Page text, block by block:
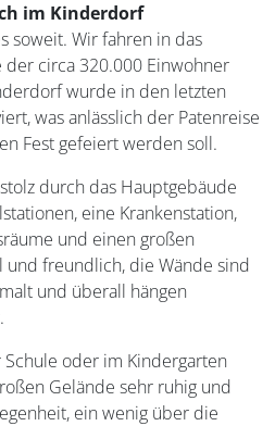
im Kinderdorf
soweit. Wir fahren in das
der circa 320.000 Einwohner
wurde in den letzten
was anlässlich der Patenreise
Fest gefeiert werden soll.
durch das Hauptgebäude
eine Krankenstation,
und einen großen
und freundlich, die Wände sind
und überall hängen
oder im Kindergarten
Gelände sehr ruhig und
ein wenig über die